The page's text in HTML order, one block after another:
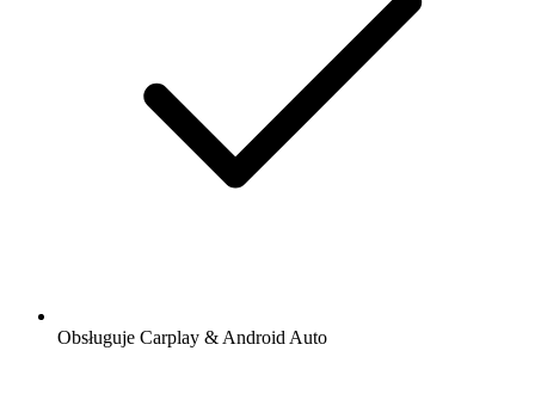
Obsługuje Carplay & Android Auto